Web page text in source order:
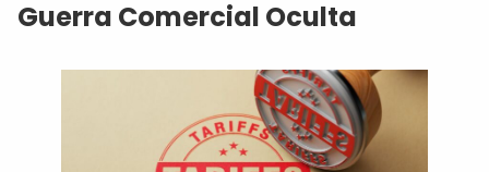
Guerra Comercial Oculta